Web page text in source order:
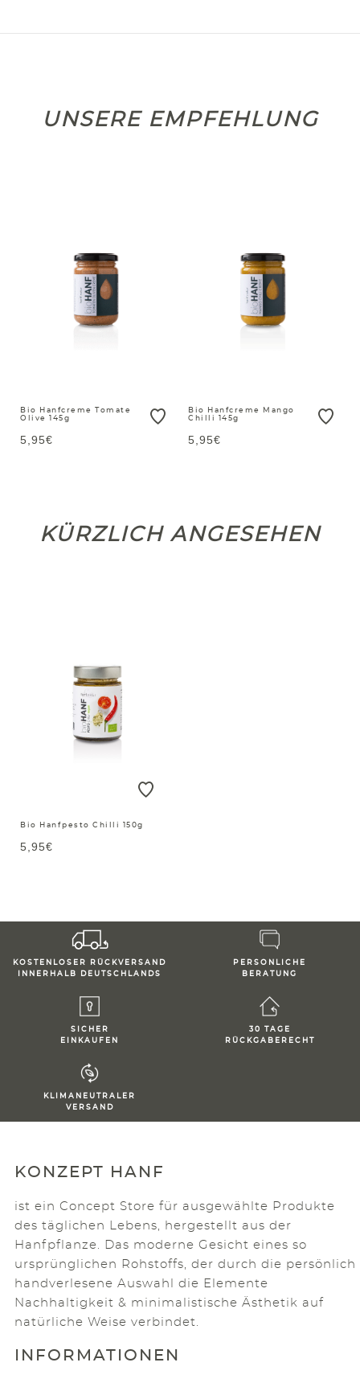
UNSERE EMPFEHLUNG
Bio Hanfcreme Tomate
Olive 145g
5,95€
Bio Hanfcreme Mango
Chilli 145g
5,95€
KÜRZLICH ANGESEHEN
Bio Hanfpesto Chilli 150g
5,95€
KOSTENLOSER RÜCKVERSAND
INNERHALB DEUTSCHLANDS
PERSONLICHE
BERATUNG
SICHER
EINKAUFEN
30 TAGE
RÜCKGABERECHT
KLIMANEUTRALER
VERSAND
KONZEPT HANF
ist ein Concept Store für ausgewählte Produkte
des täglichen Lebens, hergestellt aus der
Hanfpflanze. Das moderne Gesicht eines so
ursprünglichen Rohstoffs, der durch die persönlich
handverlesene Auswahl die Elemente
Nachhaltigkeit & minimalistische Ästhetik auf
natürliche Weise verbindet.
INFORMATIONEN